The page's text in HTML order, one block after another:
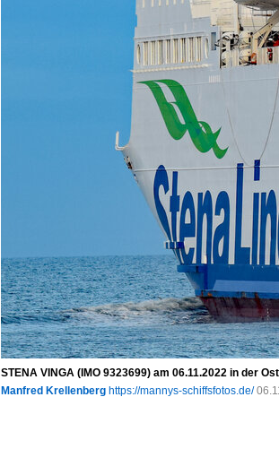
STENA VINGA (IMO 9323699) am 06.11.2022 in der
Manfred Krellenberg https://mannys-schiffsfotos.de/